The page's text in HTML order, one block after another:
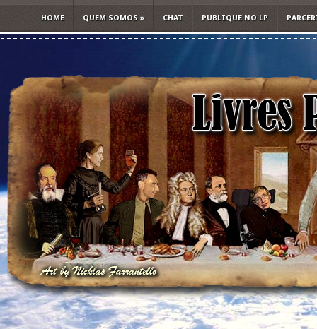
HOME QUEM SOMOS » CHAT PUBLIQUE NO LP